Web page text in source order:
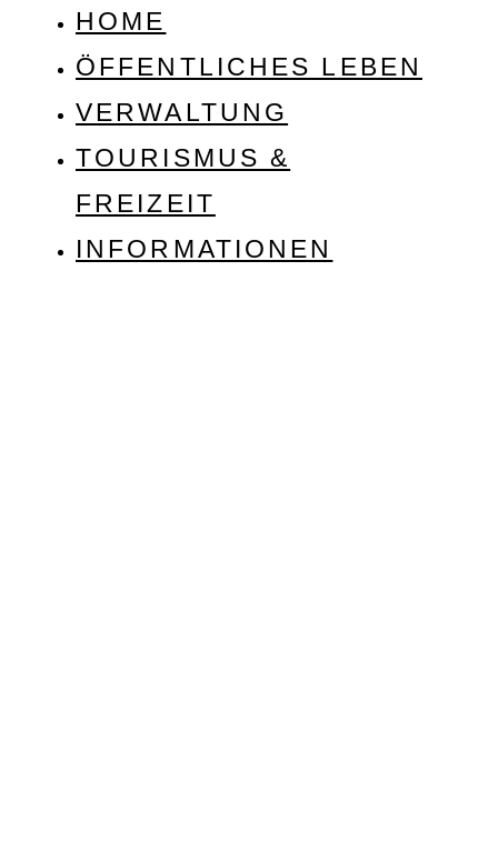
HOME
ÖFFENTLICHES LEBEN
VERWALTUNG
TOURISMUS &
FREIZEIT
INFORMATIONEN